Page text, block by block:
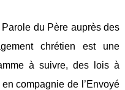
du Père auprès des
chrétien est une
à suivre, des lois à
compagnie de l’Envoyé